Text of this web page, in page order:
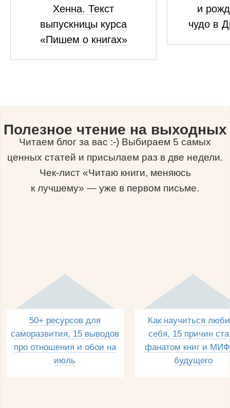
Хенна. Текст
выпускницы курса
«Пишем о книгах»
и
чудо в
Полезное чтение на выходных
Читаем блог за вас :-) Выбираем 5 самых
ценных статей и присылаем раз в две недели.
Чек-лист «Читаю книги, меняюсь
к лучшему» — уже в первом письме.
50+ ресурсов для
саморазвития, 15 выводов
про отношения и обои на
июль
Как научиться
себя, 15 причин
фанатом книг и
будущего